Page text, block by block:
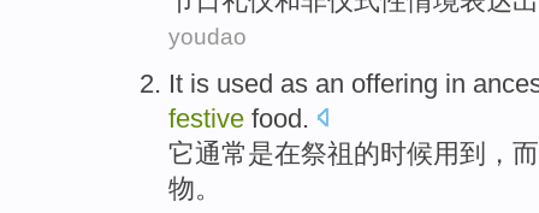
youdao
It is used as an offering in
festive food.
它通常是在祭祖的时候用到， 而
物。